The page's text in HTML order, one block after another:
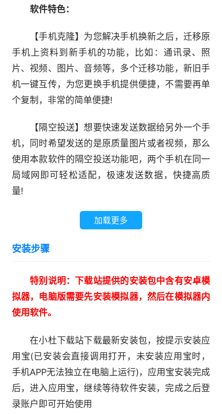
软件特色：
【手机克隆】为您解决手机换新之后，迁移原
手机上资料到新手机的功能，比如：通讯录、照
片、视频、图片、音频等，多个迁移功能，新旧手
机一键互传，为您更换手机提供便捷，不需要再单
个复制，非常的简单便捷!
【隔空投送】想要快速发送数据给另外一个手
机，同时希望发送的是原质量图片或者视频，那么
使用本款软件的隔空投送功能吧，两个手机在同一
局域网即可轻松适配，极速发送数据，快捷高质
量!
加载更多
安装步骤
特别说明：下载站提供的安装包中含有安卓模
拟器，电脑版需要先安装模拟器，然后在模拟器内
使用软件。
在小杜下载站下载最新安装包，按提示安装应
用宝(已安装会直接调用打开，未安装应用宝时，
手机APP无法独立在电脑上运行)，应用宝安装完成
后，进入应用宝，继续等待软件安装，完成之后登
录账户即可开始使用